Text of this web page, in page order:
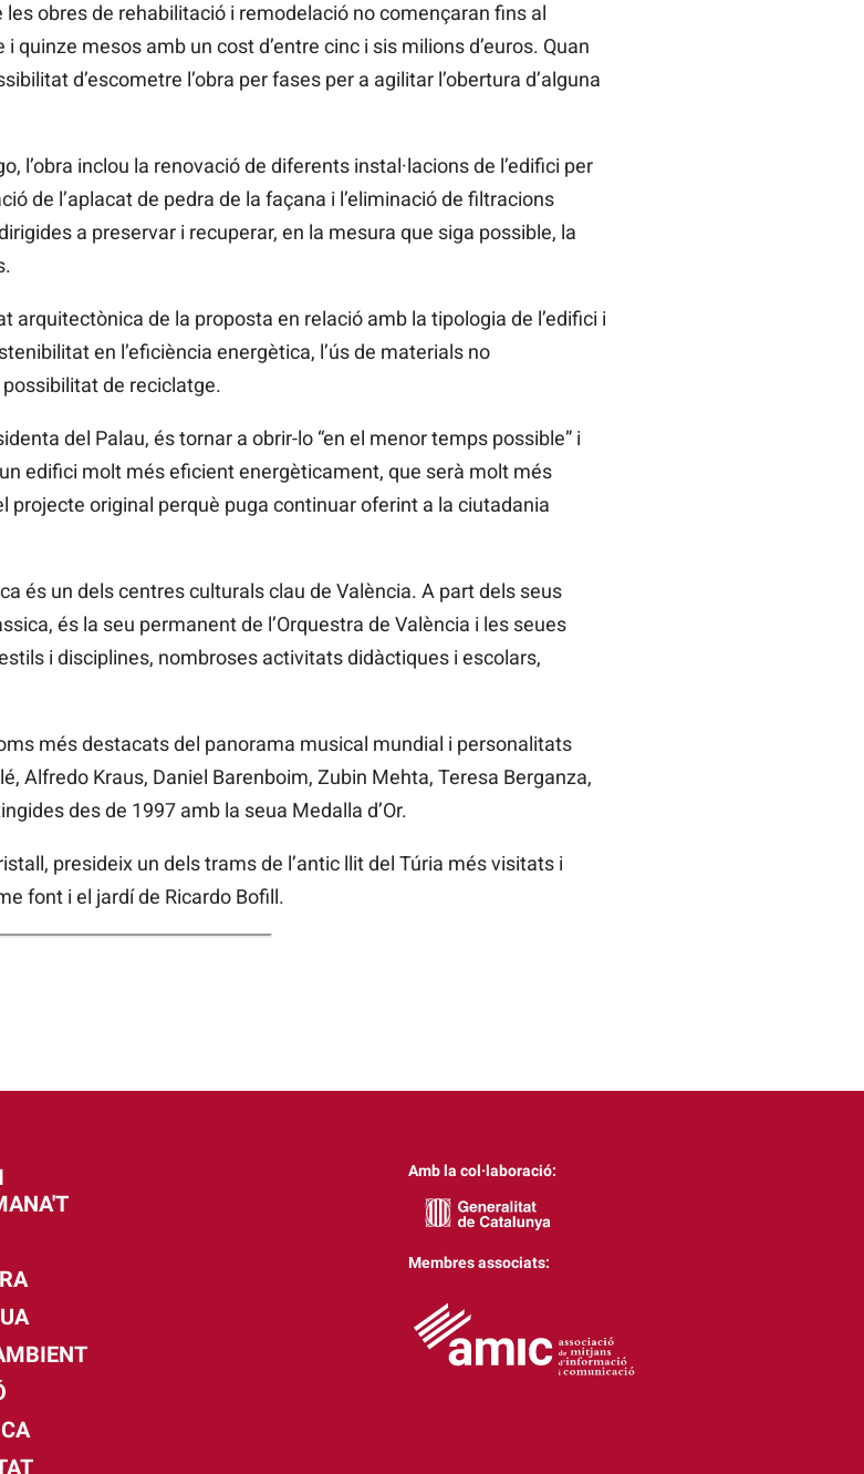
obres de rehabilitació i remodelació no començaran fins al
mesos amb un cost d’entre cinc i sis milions d’euros. Quan
d’escometre l’obra per fases per a agilitar l’obertura d’alguna
l’obra inclou la renovació de diferents instal·lacions de l’edifici per
de l’aplacat de pedra de la façana i l’eliminació de filtracions
a preservar i recuperar, en la mesura que siga possible, la
arquitectònica de la proposta en relació amb la tipologia de l’edifici i
en l’eficiència energètica, l’ús de materials no
de reciclatge.
del Palau, és tornar a obrir-lo “en el menor temps possible” i
edifici molt més eficient energèticament, que serà molt més
projecte original perquè puga continuar oferint a la ciutadania
és un dels centres culturals clau de València. A part dels seus
és la seu permanent de l’Orquestra de València i les seues
i disciplines, nombroses activitats didàctiques i escolars,
més destacats del panorama musical mundial i personalitats
Alfredo Kraus, Daniel Barenboim, Zubin Mehta, Teresa Berganza,
des de 1997 amb la seua Medalla d’Or.
presideix un dels trams de l’antic llit del Túria més visitats i
font i el jardí de Ricardo Bofill.
Amb la col·laboració:
Membres associats: